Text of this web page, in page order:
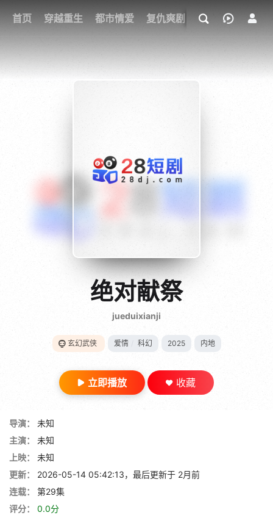
首页 穿越重生 都市情爱 复仇爽剧 玄幻武侠 奇幻
我的观影记录
{if condition="$obj.vod_points
gt 0"}
28短剧绝对献祭
jueduixianji
玄幻武侠 爱情 科幻 2025 内地
立即播放 收藏
导演：
未知
主演：
未知
上映：
未知
更新：
2026-05-14 05:42:13，最后更新于 2月前
连载：
第29集
评分：
0.0分